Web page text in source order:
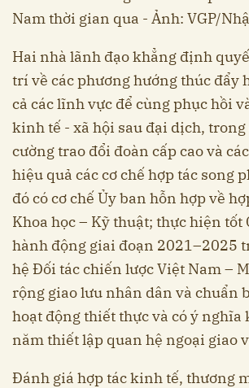
Nam thời gian qua - Ảnh: VGP/
Hai nhà lãnh đạo khẳng định
trí về các phương hướng thúc đẩy
cả các lĩnh vực để cùng phục hồi
kinh tế - xã hội sau đại dịch, trong
cường trao đổi đoàn cấp cao và
hiệu quả các cơ chế hợp tác song
đó có cơ chế Ủy ban hỗn hợp về
Khoa học – Kỹ thuật; thực hiện
hành động giai đoạn 2021–2025
hệ Đối tác chiến lược Việt Nam –
rộng giao lưu nhân dân và chuẩn
hoạt động thiết thực và có ý nghĩa
năm thiết lập quan hệ ngoại giao
Đánh giá hợp tác kinh tế, thương